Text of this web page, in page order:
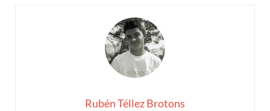
Rubén Téllez Brotons